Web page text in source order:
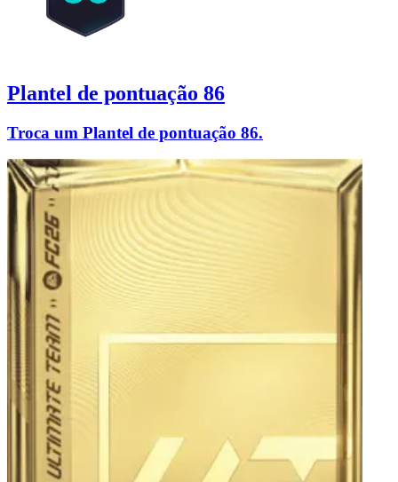
Plantel de pontuação 86
Troca um Plantel de pontuação 86.